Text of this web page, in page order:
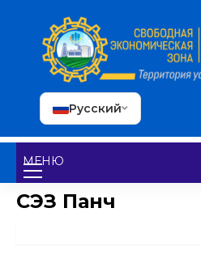
Русский
МЕНЮ
СЭЗ Панч